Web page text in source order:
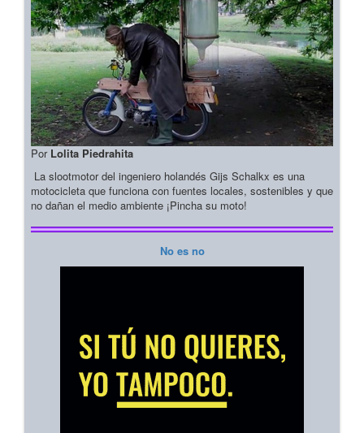
Por Lolita Piedrahita
La slootmotor del ingeniero holandés Gijs Schalkx es una
motocicleta que funciona con fuentes locales, sostenibles y que
no dañan el medio ambiente ¡Pincha su moto!
No es no